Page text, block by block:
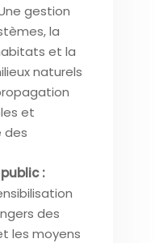
gestion
la
et la
naturels
et
des
:
des
les moyens